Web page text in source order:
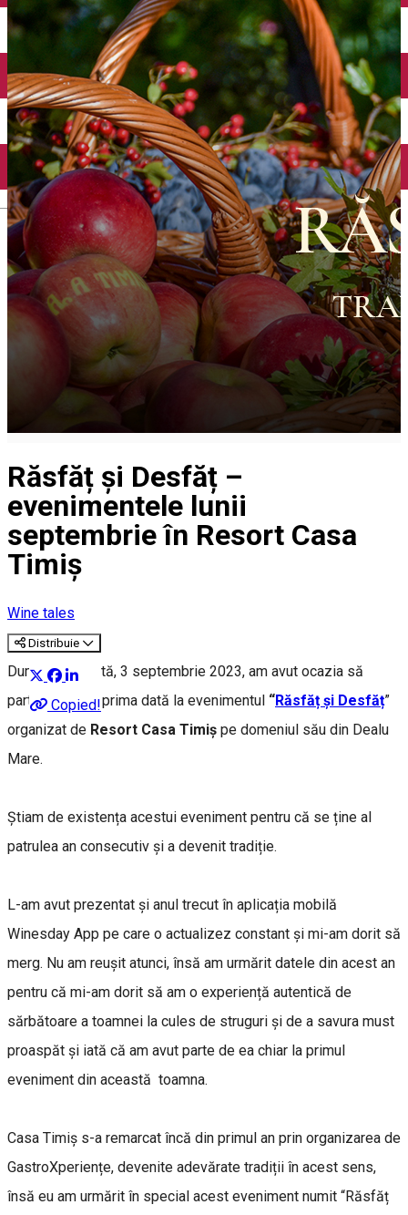
English
Răsfăț și Desfăț –
evenimentele lunii
septembrie în Resort Casa
Timiș
Wine tales
Distribuie
Copied!
Duminica trecută, 3 septembrie 2023, am avut ocazia să
particip pentru prima dată la evenimentul “Răsfăț și Desfăț”
organizat de Resort Casa Timiș pe domeniul său din Dealu
Mare.
Știam de existența acestui eveniment pentru că se ține al
patrulea an consecutiv și a devenit tradiție.
L-am avut prezentat și anul trecut în aplicația mobilă
Winesday App pe care o actualizez constant și mi-am dorit să
merg. Nu am reușit atunci, însă am urmărit datele din acest an
pentru că mi-am dorit să am o experiență autentică de
sărbătoare a toamnei la cules de struguri și de a savura must
proaspăt și iată că am avut parte de ea chiar la primul
eveniment din această toamna.
Casa Timiș s-a remarcat încă din primul an prin organizarea de
GastroXperiențe, devenite adevărate tradiții în acest sens,
însă eu am urmărit în special acest eveniment numit “Răsfăț